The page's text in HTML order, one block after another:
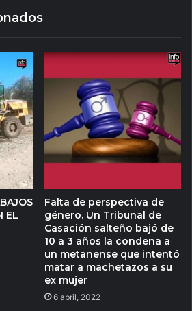
EL
Falta de perspectiva de
género. Un Tribunal de
Casación salteño bajó de
10 a 3 años la condena a
un metanense que intentó
matar a machetazos a su
ex mujer
6 abril, 2022